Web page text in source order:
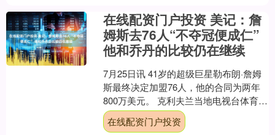
在线配资门户投资 美记：詹
姆斯去76人“不夺冠便成仁”
他和乔丹的比较仍在继续
7月25日讯 41岁的超级巨星勒布朗·詹姆
斯最终决定加盟76人，他的合同为两年
800万美元。 克利夫兰当地电视台体育节
目主持人Nick Camino对此发文表达....
在线配资门户投资